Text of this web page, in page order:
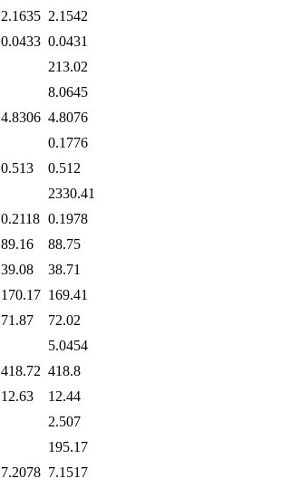
2.1635 2.1542
0.0433 0.0431
213.02
8.0645
4.8306 4.8076
0.1776
0.513
0.512
2330.41
0.2118 0.1978
89.16
88.75
39.08
38.71
170.17 169.41
71.87
72.02
5.0454
418.72 418.8
12.63
12.44
2.507
195.17
7.2078 7.1517